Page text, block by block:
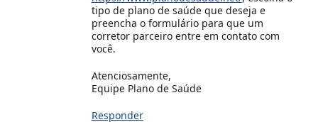
tipo de plano de saúde que deseja e
preencha o formulário para que um
corretor parceiro entre em contato com
você.
Atenciosamente,
Equipe Plano de Saúde
Responder